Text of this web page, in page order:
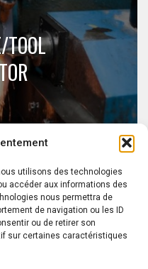
utilisons des technologies
accéder aux informations des
nous permettra de
de navigation ou les ID
ou de retirer son
sur certaines caractéristiques